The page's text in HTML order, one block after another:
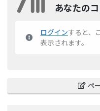
あなたの
ログインすると、
表示されます。
ペ